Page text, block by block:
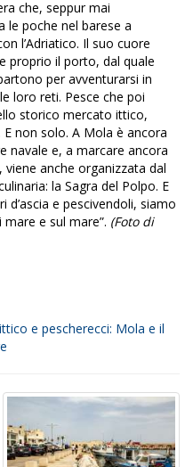
che, seppur mai
le poche nel barese a
l’Adriatico. Il suo cuore
proprio il porto, dal quale
per avventurarsi in
loro reti. Pesce che poi
storico mercato ittico,
non solo. A Mola è ancora
navale e, a marcare ancora
viene anche organizzata dal
la Sagra del Polpo. E
e pescivendoli, siamo
e sul mare”. (Foto di
e pescherecci: Mola e il